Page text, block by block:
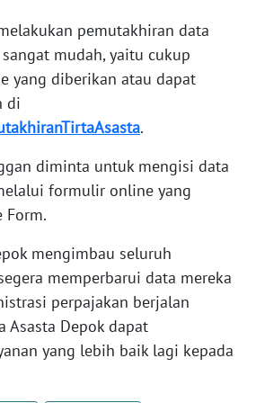
pemutakhiran data
mudah, yaitu cukup
yang diberikan atau dapat
di
.
diminta untuk mengisi data
formulir online yang
Form.
mengimbau seluruh
memperbarui data mereka
perpajakan berjalan
Asasta Depok dapat
yang lebih baik lagi kepada